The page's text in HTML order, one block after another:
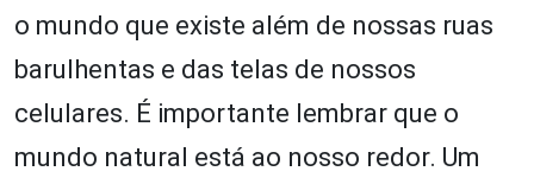
o mundo que existe além de nossas ruas
barulhentas e das telas de nossos
celulares. É importante lembrar que o
mundo natural está ao nosso redor. Um